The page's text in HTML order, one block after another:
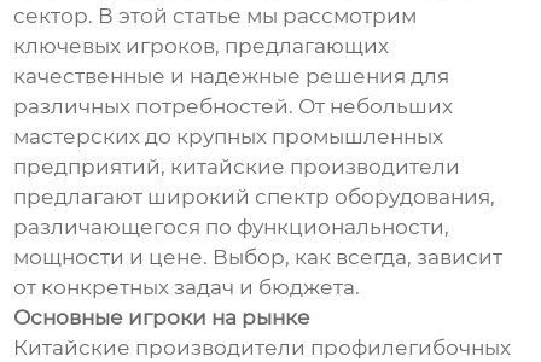
сектор. В этой статье мы рассмотрим
ключевых игроков, предлагающих
качественные и надежные решения для
различных потребностей. От небольших
мастерских до крупных промышленных
предприятий, китайские производители
предлагают широкий спектр оборудования,
различающегося по функциональности,
мощности и цене. Выбор, как всегда, зависит
от конкретных задач и бюджета.
Основные игроки на рынке
Китайские производители профилегибочных